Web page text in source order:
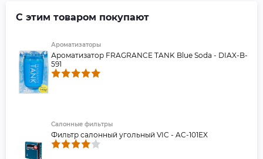
С этим товаром покупают
Ароматизаторы
Ароматизатор FRAGRANCE TANK Blue Soda - DIAX-B-
591
Салонные фильтры
Фильтр салонный угольный VIC - AC-101EX